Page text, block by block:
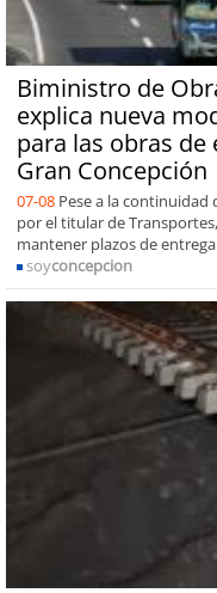
Biministro de
explica nueva
para las obras
Gran Concepción
07-08 Pese a la
por el titular de
mantener plazos de
soyconcepcion